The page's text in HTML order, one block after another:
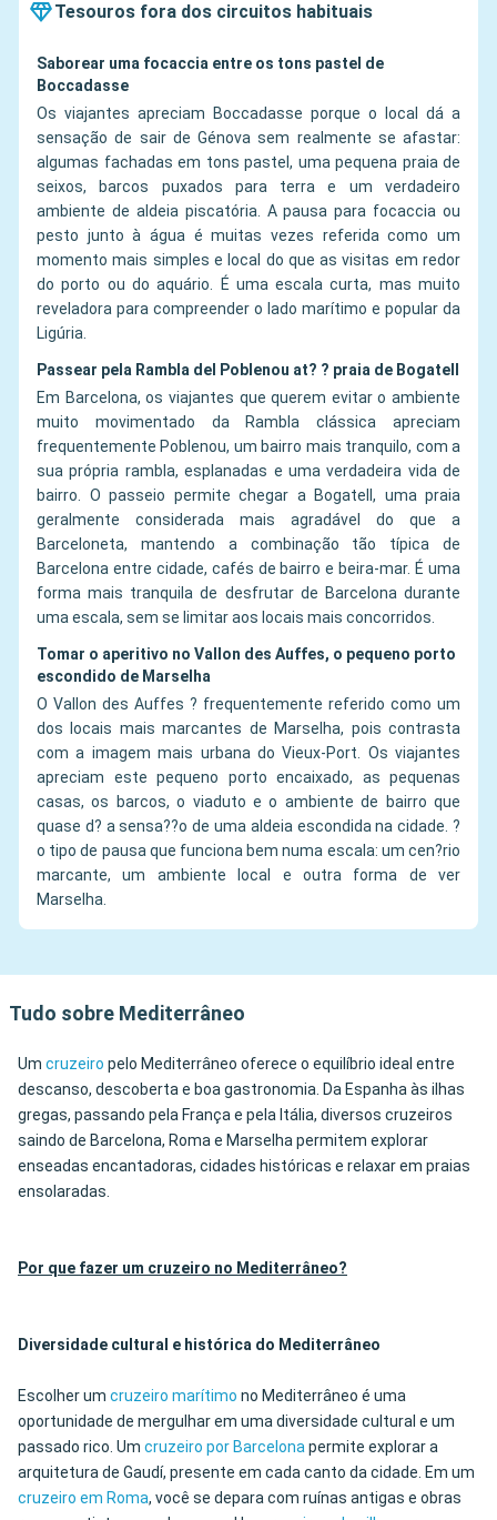
Tesouros fora dos circuitos habituais
Saborear uma focaccia entre os tons pastel de
Boccadasse
Os viajantes apreciam Boccadasse porque o local dá a
sensação de sair de Génova sem realmente se afastar:
algumas fachadas em tons pastel, uma pequena praia de
seixos, barcos puxados para terra e um verdadeiro
ambiente de aldeia piscatória. A pausa para focaccia ou
pesto junto à água é muitas vezes referida como um
momento mais simples e local do que as visitas em redor
do porto ou do aquário. É uma escala curta, mas muito
reveladora para compreender o lado marítimo e popular da
Ligúria.
Passear pela Rambla del Poblenou at? ? praia de Bogatell
Em Barcelona, os viajantes que querem evitar o ambiente
muito movimentado da Rambla clássica apreciam
frequentemente Poblenou, um bairro mais tranquilo, com a
sua própria rambla, esplanadas e uma verdadeira vida de
bairro. O passeio permite chegar a Bogatell, uma praia
geralmente considerada mais agradável do que a
Barceloneta, mantendo a combinação tão típica de
Barcelona entre cidade, cafés de bairro e beira-mar. É uma
forma mais tranquila de desfrutar de Barcelona durante
uma escala, sem se limitar aos locais mais concorridos.
Tomar o aperitivo no Vallon des Auffes, o pequeno porto
escondido de Marselha
O Vallon des Auffes ? frequentemente referido como um
dos locais mais marcantes de Marselha, pois contrasta
com a imagem mais urbana do Vieux-Port. Os viajantes
apreciam este pequeno porto encaixado, as pequenas
casas, os barcos, o viaduto e o ambiente de bairro que
quase d? a sensa??o de uma aldeia escondida na cidade. ?
o tipo de pausa que funciona bem numa escala: um cen?rio
marcante, um ambiente local e outra forma de ver
Marselha.
Tudo sobre Mediterrâneo
Um cruzeiro pelo Mediterrâneo oferece o equilíbrio ideal entre
descanso, descoberta e boa gastronomia. Da Espanha às ilhas
gregas, passando pela França e pela Itália, diversos cruzeiros
saindo de Barcelona, Roma e Marselha permitem explorar
enseadas encantadoras, cidades históricas e relaxar em praias
ensolaradas.
Por que fazer um cruzeiro no Mediterrâneo?
Diversidade cultural e histórica do Mediterrâneo
Escolher um cruzeiro marítimo no Mediterrâneo é uma
oportunidade de mergulhar em uma diversidade cultural e um
passado rico. Um cruzeiro por Barcelonapermite explorar a
arquitetura de Gaudí, presente em cada canto da cidade. Em um
cruzeiro em Roma, você se depara com ruínas antigas e obras